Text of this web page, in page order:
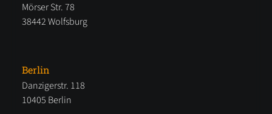
Mörser Str. 78
38442 Wolfsburg
Berlin
Danzigerstr. 118
10405 Berlin